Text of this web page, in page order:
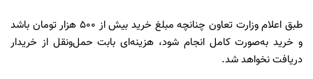
طبق اعلام وزارت تعاون چنانچه مبلغ خرید بیش از ۵۰۰ هزار تومان باشد
و خرید به‌صورت کامل انجام شود، هزینه‌ای بابت حمل‌ونقل از خریدار
دریافت نخواهد شد.